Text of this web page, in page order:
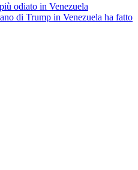
odiato in Venezuela
di Trump in Venezuela ha fatto